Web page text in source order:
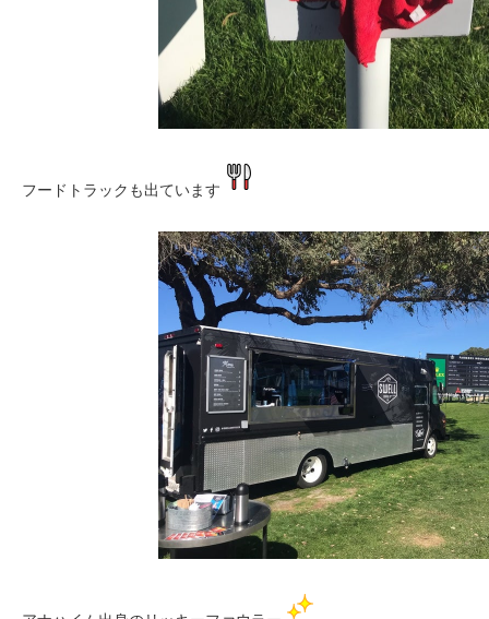
フードトラックも出ています